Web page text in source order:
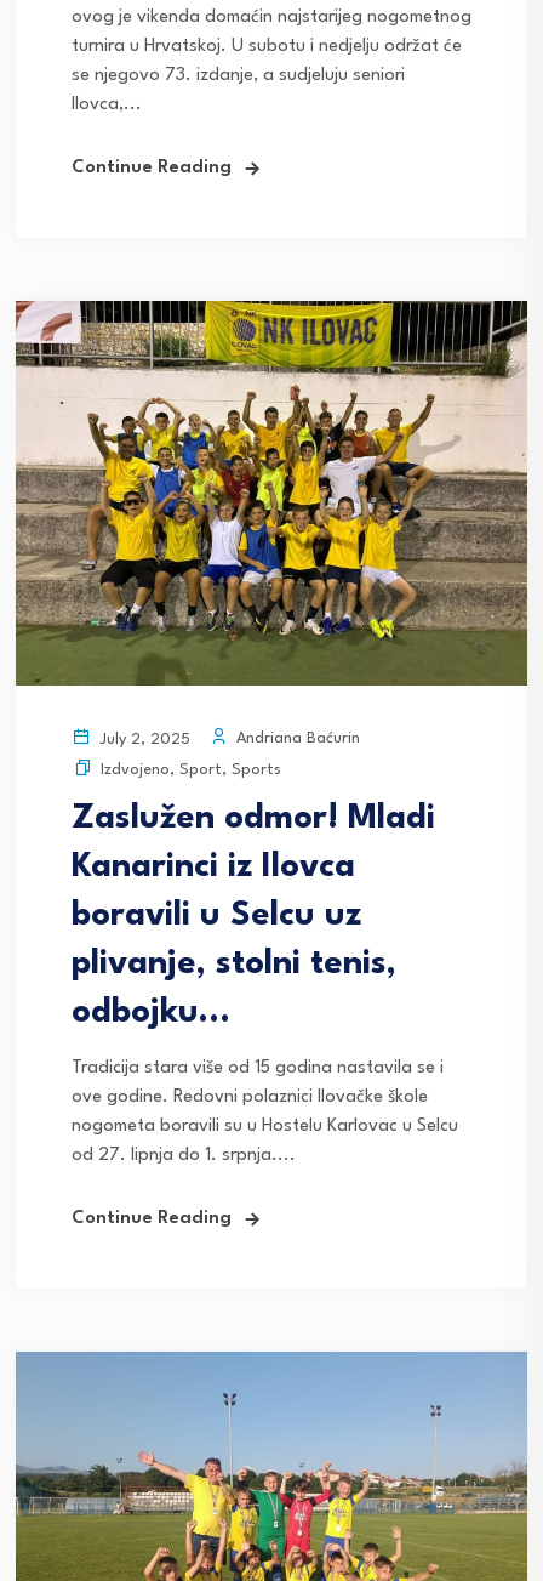
ovog je vikenda domaćin najstarijeg nogometnog
turnira u Hrvatskoj. U subotu i nedjelju održat će
se njegovo 73. izdanje, a sudjeluju seniori
Ilovca,...
Continue Reading
July 2, 2025
Andriana Baćurin
Izdvojeno, Sport, Sports
Zaslužen odmor! Mladi
Kanarinci iz Ilovca
boravili u Selcu uz
plivanje, stolni tenis,
odbojku…
Tradicija stara više od 15 godina nastavila se i
ove godine. Redovni polaznici Ilovačke škole
nogometa boravili su u Hostelu Karlovac u Selcu
od 27. lipnja do 1. srpnja....
Continue Reading